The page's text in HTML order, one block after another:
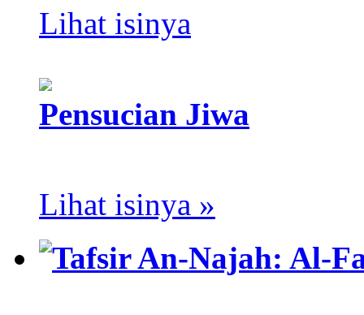
Lihat isinya
Pensucian Jiwa
Lihat isinya »
Tafsir An-Najah: Al-